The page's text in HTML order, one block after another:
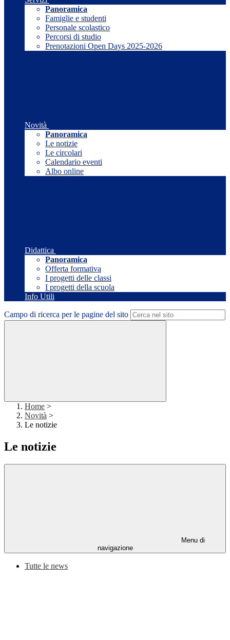
Panoramica
Famiglie e studenti
Personale scolastico
Percorsi di studio
Prenotazioni Open Days 2025-2026
Novità
Panoramica
Le notizie
Le circolari
Calendario eventi
Albo online
Didattica
Panoramica
Offerta formativa
I progetti delle classi
I progetti della scuola
Info Utili
Campo di ricerca per le pagine del sito
Home >
Novità >
Le notizie
Le notizie
Menu di
navigazione
Tutte le news